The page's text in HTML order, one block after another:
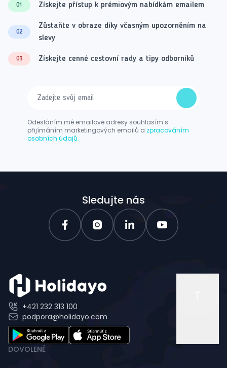
01 Získejte přístup k prémiovým nabídkám emailem
02
Zůstaňte v obraze díky včasným upozorněním na
slevy
03 Získejte cenné cestovní rady a tipy odborníků
Odesláním mé emailové adresy souhlasím s
přijímáním marketingových emailů a zpracováním
osobních údajů.
Sledujte nás
+421 232 313 100
podpora@holidayo.com
DOVOLENÉ